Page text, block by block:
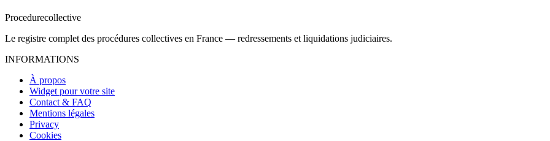
Procedurecollective
Le registre complet des procédures collectives en France — redressements et liquidations judiciaires.
INFORMATIONS
À propos
Widget pour votre site
Contact & FAQ
Mentions légales
Privacy
Cookies